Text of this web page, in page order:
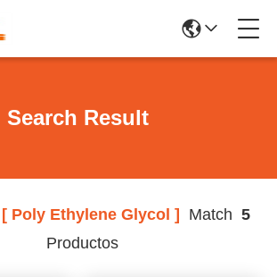
Search Result
[ Poly Ethylene Glycol ] Match 5
Productos